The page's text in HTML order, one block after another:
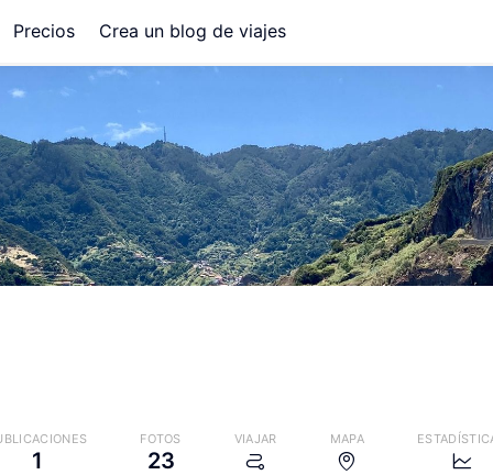
Precios Crea un blog de viajes
1
FOTOS
23
VIAJAR MAPA